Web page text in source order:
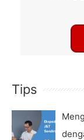
Tips